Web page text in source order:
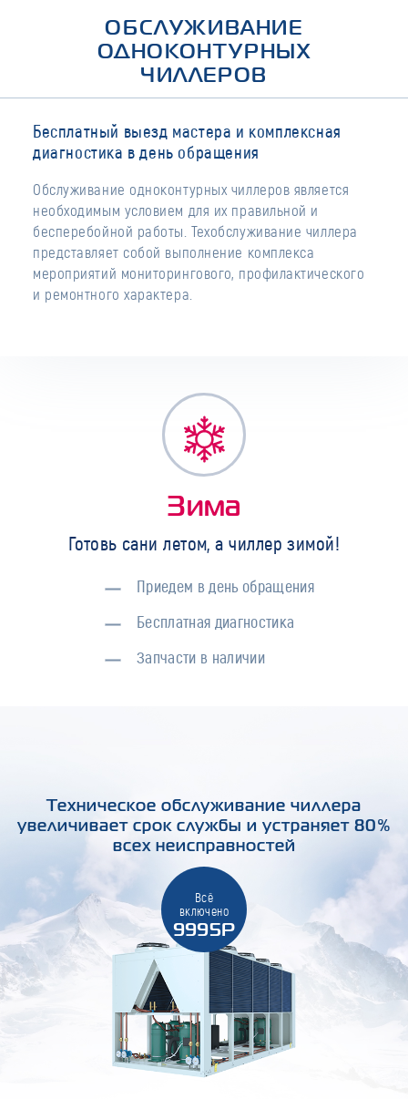
ОБСЛУЖИВАНИЕ
ОДНОКОНТУРНЫХ
ЧИЛЛЕРОВ
Бесплатный выезд мастера и комплексная
диагностика в день обращения
Обслуживание одноконтурных чиллеров является
необходимым условием для их правильной и
бесперебойной работы. Техобслуживание чиллера
представляет собой выполнение комплекса
мероприятий мониторингового, профилактического
и ремонтного характера.
Зима
Готовь сани летом, а чиллер зимой!
Приедем в день обращения
Бесплатная диагностика
Запчасти в наличии
Техническое обслуживание чиллера
увеличивает срок службы и устраняет 80%
всех неисправностей
Всё
включено
9995Р